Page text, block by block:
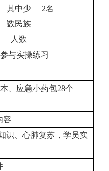
其中少
数民族
人数
2名
与实操练习
敏
、应急小药包28个
容
识、心肺复苏，学员实